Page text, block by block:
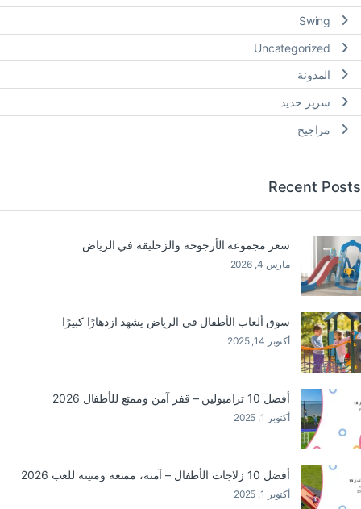
Swing
Uncategorized
المدونة
سرير حديد
مراجيح
Recent Posts
سعر مجموعة الأرجوحة والزحليقة في الرياض
مارس 4, 2026
سوق ألعاب الأطفال في الرياض يشهد ازدهارًا كبيرًا
أكتوبر 14, 2025
أفضل 10 ترامبولين – قفز آمن وممتع للأطفال 2026
أكتوبر 1, 2025
أفضل 10 زلاجات الأطفال – آمنة، ممتعة ومتينة للعب 2026
أكتوبر 1, 2025